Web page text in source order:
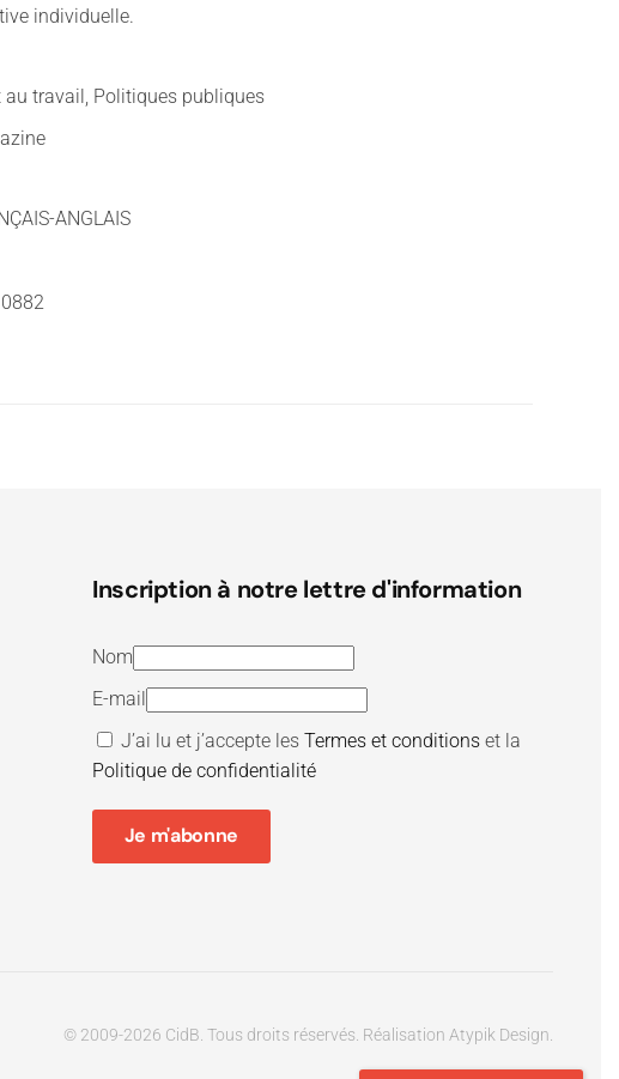
individuelle.
au travail, Politiques publiques
ANGLAIS
Inscription à notre lettre d'information
Nom
E-mail
J’ai lu et j’accepte lesTermes et conditions et la
Politique de confidentialité
Je m'abonne
© 2009-2026 CidB. Tous droits réservés. Réalisation Atypik Design